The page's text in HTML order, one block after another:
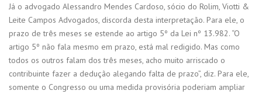
Já o advogado Alessandro Mendes Cardoso, sócio do Rolim, Viotti &
Leite Campos Advogados, discorda desta interpretação. Para ele, o
prazo de três meses se estende ao artigo 5º da Lei nº 13.982. “O
artigo 5º não fala mesmo em prazo, está mal redigido. Mas como
todos os outros falam dos três meses, acho muito arriscado o
contribuinte fazer a dedução alegando falta de prazo”, diz. Para ele,
somente o Congresso ou uma medida provisória poderiam ampliar